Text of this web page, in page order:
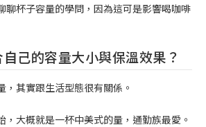
聊杯子容量的學問，因為這可是影響喝咖啡
己的容量大小與保溫效果？
，其實跟生活型態很有關係。
大概就是一杯中美式的量，通勤族最愛。